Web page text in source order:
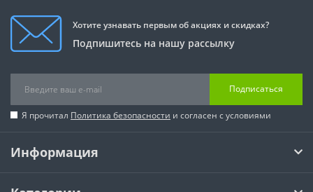
Хотите узнавать первым об акциях и скидках?
Подпишитесь на нашу рассылку
Подписаться
Я прочитал Политика безопасности и согласен с условиями
Информация